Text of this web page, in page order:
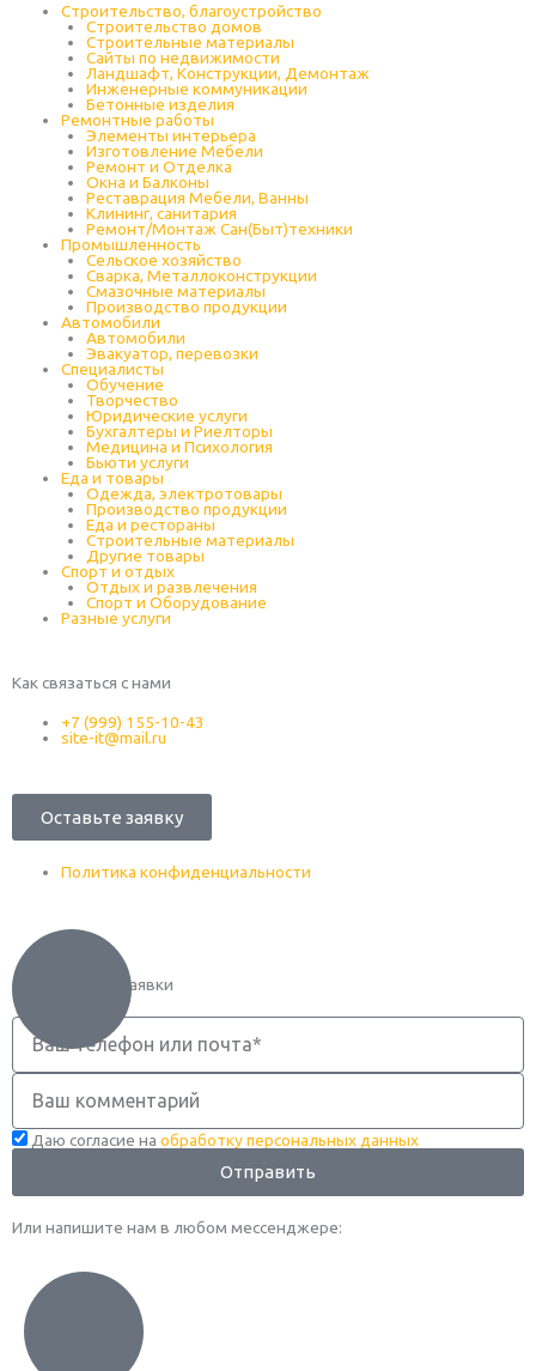
Строительство, благоустройство
Строительство домов
Строительные материалы
Сайты по недвижимости
Ландшафт, Конструкции, Демонтаж
Инженерные коммуникации
Бетонные изделия
Ремонтные работы
Элементы интерьера
Изготовление Мебели
Ремонт и Отделка
Окна и Балконы
Реставрация Мебели, Ванны
Клининг, санитария
Ремонт/Монтаж Сан(Быт)техники
Промышленность
Cельское хозяйство
Сварка, Металлоконструкции
Cмазочные материалы
Производство продукции
Автомобили
Автомобили
Эвакуатор, перевозки
Специалисты
Обучение
Творчество
Юридические услуги
Бухгалтеры и Риелторы
Медицина и Психология
Бьюти услуги
Еда и товары
Одежда, электротовары
Производство продукции
Еда и рестораны
Строительные материалы
Другие товары
Спорт и отдых
Отдых и развлечения
Спорт и Оборудование
Разные услуги
Как связаться с нами
+7 (999) 155-10-43
site-it@mail.ru
Оставьте заявку
Политика конфиденциальности
Оформление заявки
Телефон
Комментарий
Даю согласие на обработку персональных данных
Отправить
Или напишите нам в любом месcенджере: